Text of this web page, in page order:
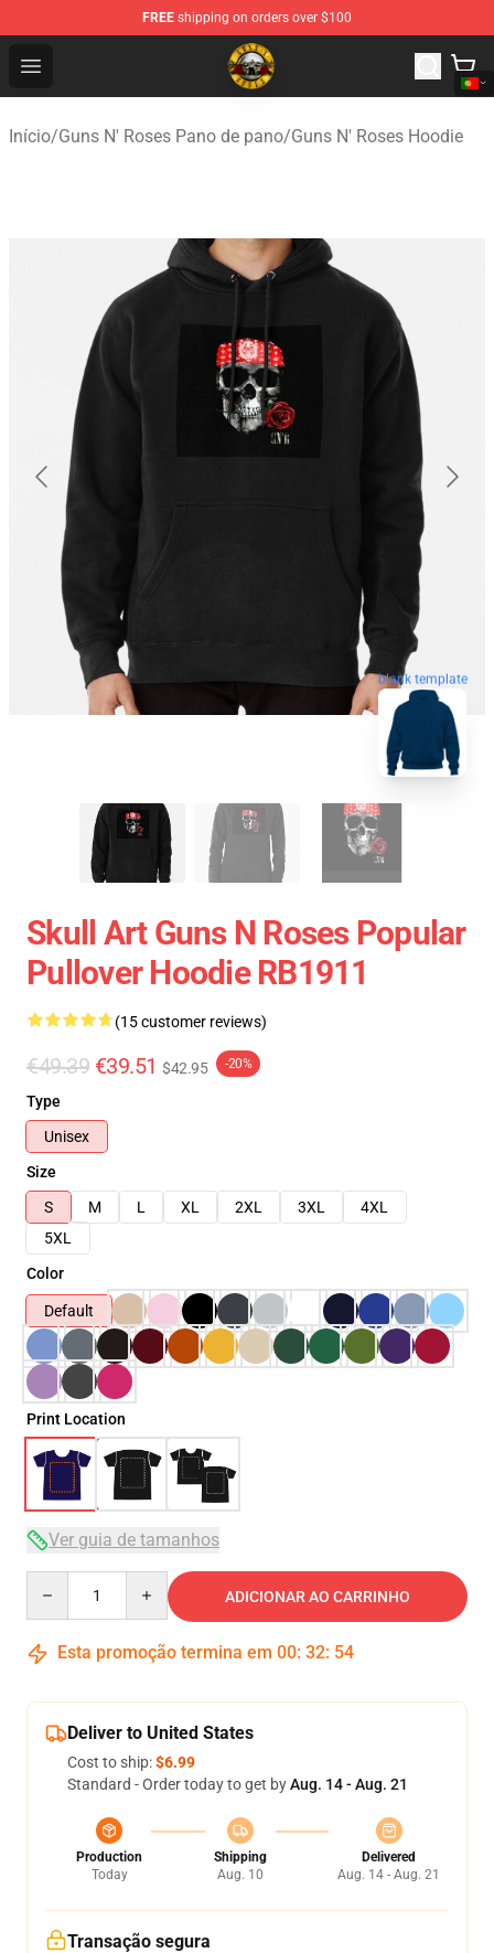
FREE shipping on orders over $100
Open menu
Guns N' Roses Store - Official Guns N' Roses
Início/Guns N' Roses Pano de pano/Guns N' Roses Hoodie
blank template
Skull Art Guns N Roses Popular
Pullover Hoodie RB1911
(15 customer reviews)
€49.39 €39.51 $42.95 -20%
Type
Unisex
Size
S
M L XL 2XL 3XL
4XL
5XL
Color
Default
Print Location
Ver guia de tamanhos
ADICIONAR AO CARRINHO
Esta promoção termina em 00: 32: 53
Deliver to United States
Cost to ship:$6.99
Standard - Order today to get byAug. 14 - Aug. 21
Production
Today
Shipping
Aug. 10
Delivered
Aug. 14 - Aug. 21
Transação segura